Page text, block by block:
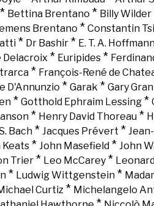
* Bettina Brentano * Billy Wilder
Brentano * Constantin
* Dr Bashir * E. T. A.
Delacroix * Euripides *
* François-René de
D'Annunzio * Garak * Gary
* Gotthold Ephraim Lessing *
* Henry David Thoreau*
Bach * Jacques Prévert *
Keats* John Masefield* John
Trier* Leo McCarey*
* Ludwig Wittgenstein*
Curtiz* Michelangelo